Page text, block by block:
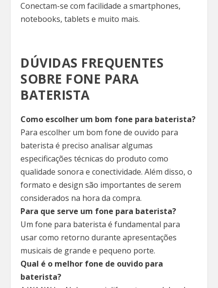
Conectam-se com facilidade a smartphones,
notebooks, tablets e muito mais.
DÚVIDAS FREQUENTES
SOBRE FONE PARA
BATERISTA
Como escolher um bom fone para baterista?
Para escolher um bom fone de ouvido para
baterista é preciso analisar algumas
especificações técnicas do produto como
qualidade sonora e conectividade. Além disso, o
formato e design são importantes de serem
considerados na hora da compra.
Para que serve um fone para baterista?
Um fone para baterista é fundamental para
usar como retorno durante apresentações
musicais de grande e pequeno porte.
Qual é o melhor fone de ouvido para
baterista?